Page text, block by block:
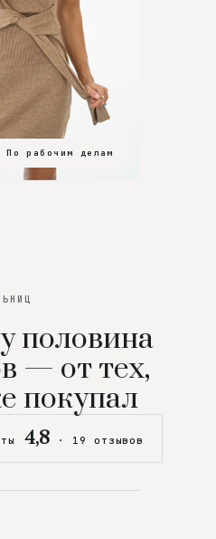
рабочим делам
В зал
На особенный вечер
половина
— от тех,
покупал
4,8 · 19 отзывов